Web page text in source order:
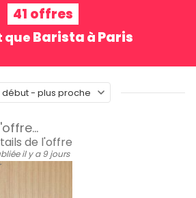
41 offres
que Barista à Paris
de l'offre
il y a 9 jours